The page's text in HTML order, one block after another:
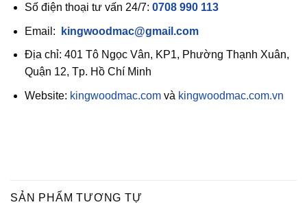
Số điện thoại tư vấn 24/7: 0708 990 113
Email: kingwoodmac@gmail.com
Địa chỉ: 401 Tô Ngọc Vân, KP1, Phường Thạnh Xuân,
Quận 12, Tp. Hồ Chí Minh
Website: kingwoodmac.comvà kingwoodmac.com.vn
SẢN PHẨM TƯƠNG TỰ